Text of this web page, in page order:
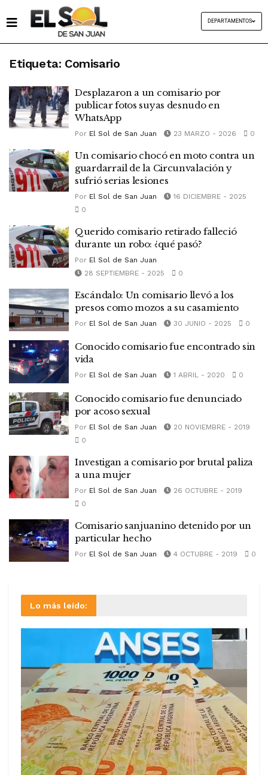
DEPARTAMENTOS
Etiqueta: Comisario
Desplazaron a un comisario por
publicar fotos suyas desnudo en
WhatsApp
Por El Sol de San Juan 23 MARZO - 2026 0
Un comisario chocó en moto contra un
guardarrail de la Circunvalación y
sufrió serias lesiones
Por El Sol de San Juan
16 DICIEMBRE - 2025
0
Querido comisario retirado falleció
durante un robo: ¿qué pasó?
Por El Sol de San Juan
28 SEPTIEMBRE - 2025
0
Escándalo: Un comisario llevó a los
presos como mozos a su casamiento
Por El Sol de San Juan 30 JUNIO - 2025 0
Conocido comisario fue encontrado sin
vida
Por El Sol de San Juan 1 ABRIL - 2020 0
Conocido comisario fue denunciado
por acoso sexual
Por El Sol de San Juan
20 NOVIEMBRE - 2019
0
Investigan a comisario por brutal paliza
a una mujer
Por El Sol de San Juan
26 OCTUBRE - 2019
0
Comisario sanjuanino detenido por un
particular hecho
Por El Sol de San Juan 4 OCTUBRE - 2019 0
Lo más leído: